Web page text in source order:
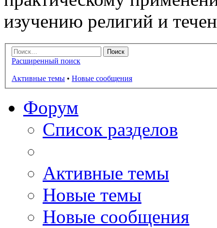
изучению религий и
Расширенный поиск
Активные темы • Новые сообщения
Форум
Список разделов
Активные темы
Новые темы
Новые сообщения